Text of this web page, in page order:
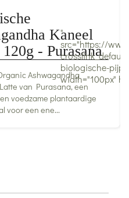
Kaneel
- Purasana
Ashwagandha
van Purasana, een
voedzame plantaardige
voor een ene...
"
src="https://
biologische-
width="100px"